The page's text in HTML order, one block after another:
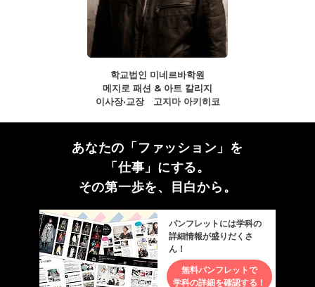
학교법인 미네르바학원
메지로 패션 & 아트 칼리지
이사장·교장 고지마 아키히코
あなたの「ファッション」を
「仕事」にする。
その第一歩を、目白から。
パンフレットには学科の
詳細情報が盛りだくさ
ん！
無料パンフレットで
学科の詳細を確認する！